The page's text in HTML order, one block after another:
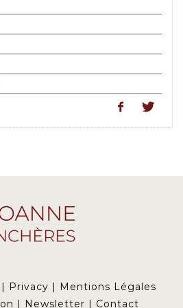
Privacy
Mentions Légales
Newsletter Contact